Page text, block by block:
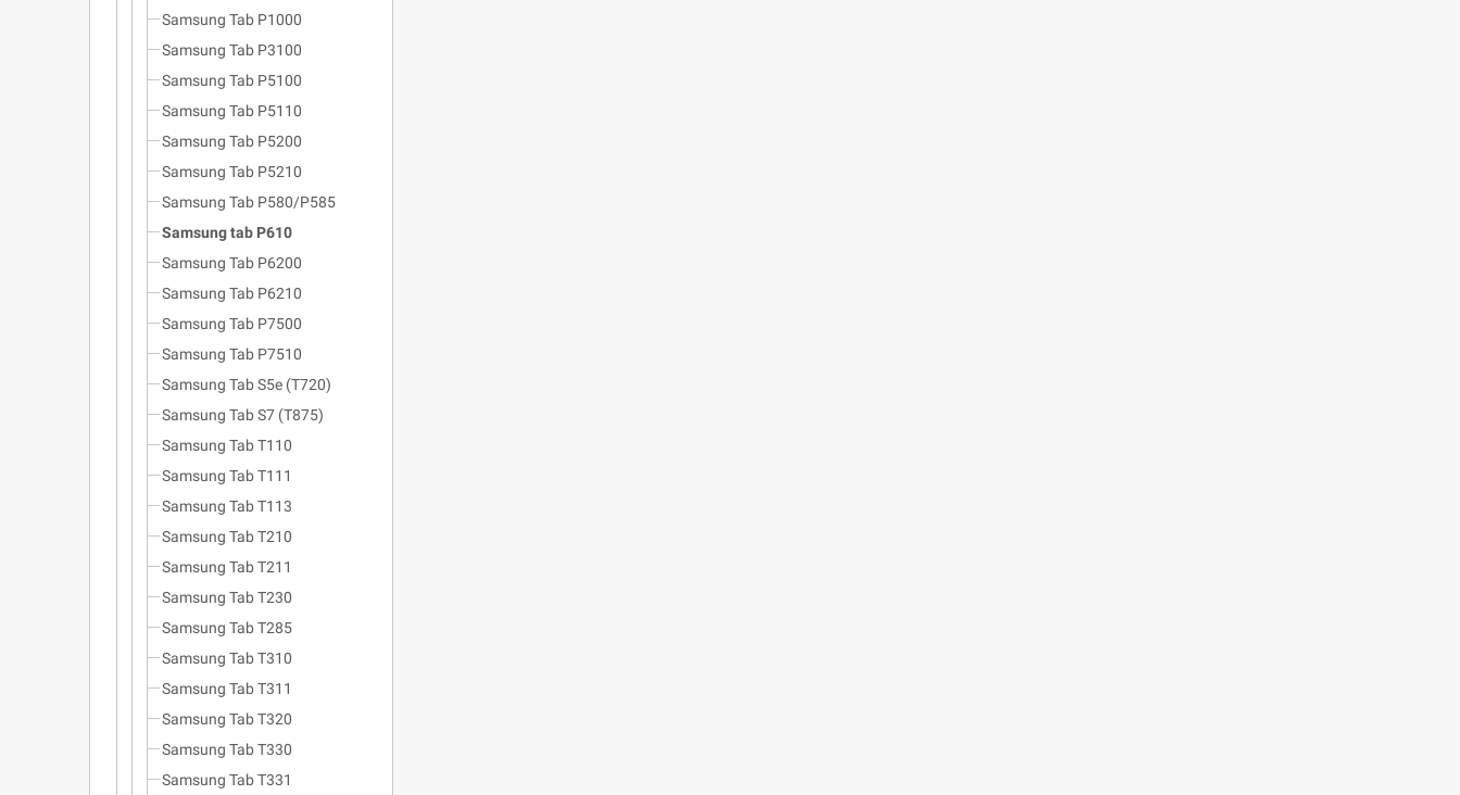
Samsung Tab P1000
Samsung Tab P3100
Samsung Tab P5100
Samsung Tab P5110
Samsung Tab P5200
Samsung Tab P5210
Samsung Tab P580/P585
Samsung tab P610
Samsung Tab P6200
Samsung Tab P6210
Samsung Tab P7500
Samsung Tab P7510
Samsung Tab S5e (T720)
Samsung Tab S7 (T875)
Samsung Tab T110
Samsung Tab T111
Samsung Tab T113
Samsung Tab T210
Samsung Tab T211
Samsung Tab T230
Samsung Tab T285
Samsung Tab T310
Samsung Tab T311
Samsung Tab T320
Samsung Tab T330
Samsung Tab T331